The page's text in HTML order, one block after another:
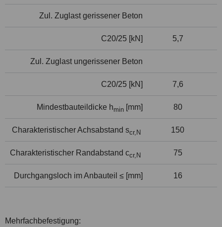
Zul. Zuglast gerissener Beton
C20/25 [kN] 5,7
Zul. Zuglast ungerissener Beton
C20/25 [kN] 7,6
Mindestbauteildicke hmin [mm] 80
Charakteristischer Achsabstand scr,N 150
Charakteristischer Randabstand ccr,N 75
Durchgangsloch im Anbauteil ≤ [mm] 16
Mehrfachbefestigung: